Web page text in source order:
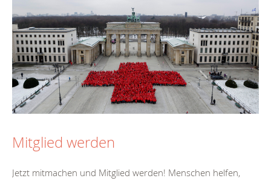
Mitglied werden
Jetzt mitmachen und Mitglied werden! Menschen helfen,